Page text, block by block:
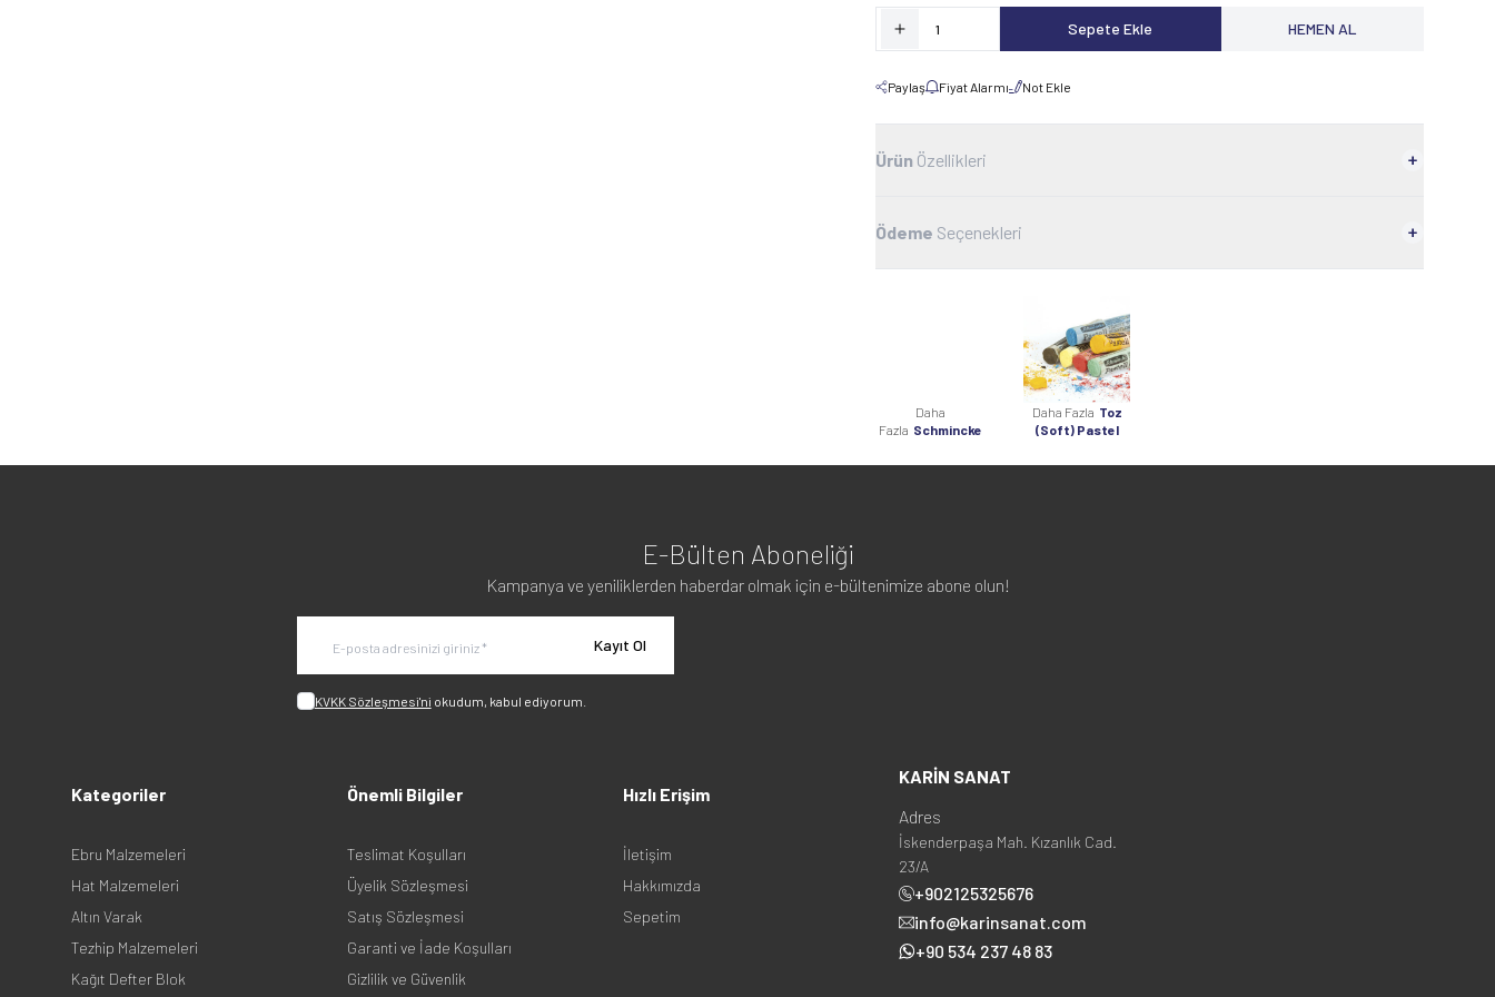
Sepete Ekle HEMEN AL
Paylaş Fiyat Alarmı Not Ekle
Ürün Özellikleri
Ödeme Seçenekleri
Daha
Fazla Schmincke
Daha Fazla Toz
(Soft) Pastel
E-Bülten Aboneliği
Kampanya ve yeniliklerden haberdar olmak için e-bültenimize abone olun!
Kayıt Ol
KVKK Sözleşmesi'ni okudum, kabul ediyorum.
Kategoriler
Ebru Malzemeleri
Hat Malzemeleri
Altın Varak
Tezhip Malzemeleri
Kağıt Defter Blok
Önemli Bilgiler
Teslimat Koşulları
Üyelik Sözleşmesi
Satış Sözleşmesi
Garanti ve İade Koşulları
Gizlilik ve Güvenlik
Hızlı Erişim
İletişim
Hakkımızda
Sepetim
KARİN SANAT
Adres
İskenderpaşa Mah. Kızanlık Cad.
23/A
+902125325676
info@karinsanat.com
+90 534 237 48 83